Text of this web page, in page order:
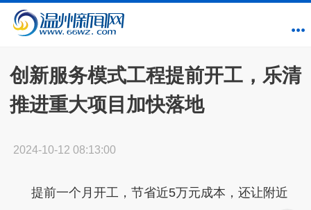
创新服务模式工程提前开工，乐清
推进重大项目加快落地
2024-10-12 08:13:00
提前一个月开工，节省近5万元成本，还让附近